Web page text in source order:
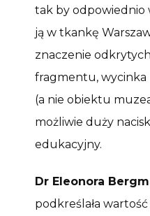
tak by odpowiednio
ją w tkankę
znaczenie
fragmentu, wycinka
(a nie obiektu
możliwie duży
edukacyjny.
Dr Eleonora
podkreślała